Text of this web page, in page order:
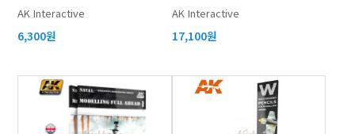
AK Interactive
6,300원
AK Interactive
17,100원